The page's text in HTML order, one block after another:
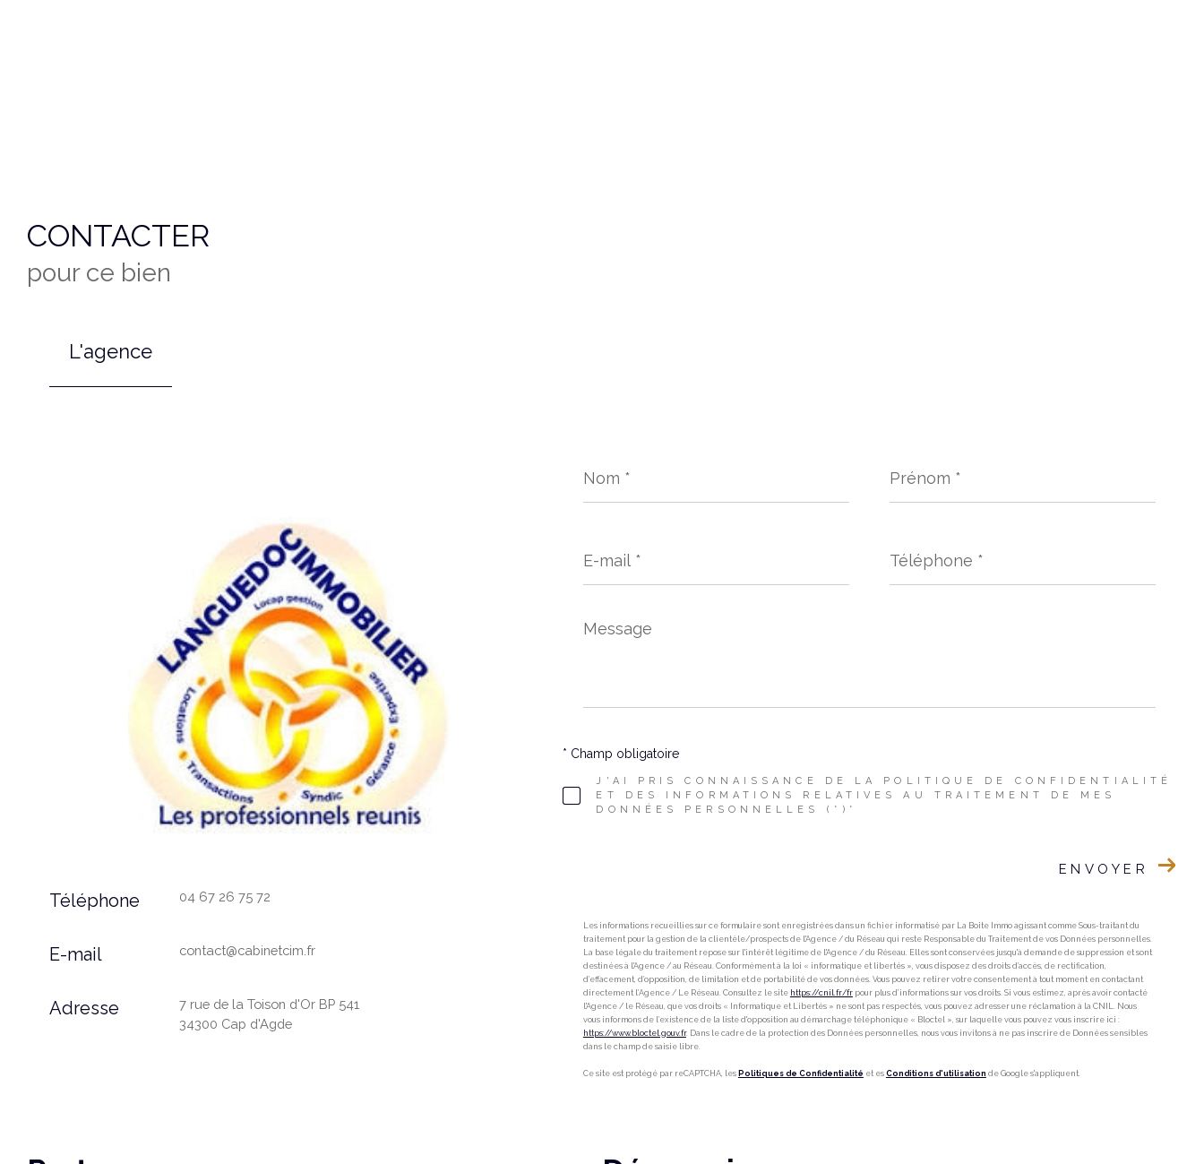
CONTACTER
pour ce bien
L'agence
Téléphone 04 67 26 75 72
E-mail contact@cabinetcim.fr
Adresse
7 rue de la Toison d'Or BP 541
34300 Cap d'Agde
*
*
mail
*
*
Message
*
J'AI PRIS CONNAISSANCE DE LA POLITIQUE DE CONFIDENTIALITÉ
ET DES INFORMATIONS RELATIVES AU TRAITEMENT DE MES
DONNÉES PERSONNELLES (*)*
* Champ obligatoire
ENVOYER
Les informations recueillies sur ce formulaire sont enregistrées dans un fichier informatisé par La Boite Immo agissant comme Sous-traitant du
traitement pour la gestion de la clientèle/prospects de l'Agence / du Réseau qui reste Responsable du Traitement de vos Données personnelles.
La base légale du traitement repose sur l'intérêt légitime de l'Agence / du Réseau. Elles sont conservées jusqu'à demande de suppression et sont
destinées à l'Agence / au Réseau. Conformément à la loi « informatique et libertés », vous disposez des droits d’accès, de rectification,
d’effacement, d’opposition, de limitation et de portabilité de vos données. Vous pouvez retirer votre consentement à tout moment en contactant
directement l’Agence / Le Réseau. Consultez le site https://cnil.fr/frpour plus d’informations sur vos droits. Si vous estimez, après avoir contacté
l'Agence / le Réseau, que vos droits « Informatique et Libertés » ne sont pas respectés, vous pouvez adresser une réclamation à la CNIL. Nous
vous informons de l’existence de la liste d'opposition au démarchage téléphonique « Bloctel », sur laquelle vous pouvez vous inscrire ici :
https://www.bloctel.gouv.fr. Dans le cadre de la protection des Données personnelles, nous vous invitons à ne pas inscrire de Données sensibles
dans le champ de saisie libre.
Ce site est protégé par reCAPTCHA, les Politiques de Confidentialité et es Conditions d'utilisation de Google s'appliquent.